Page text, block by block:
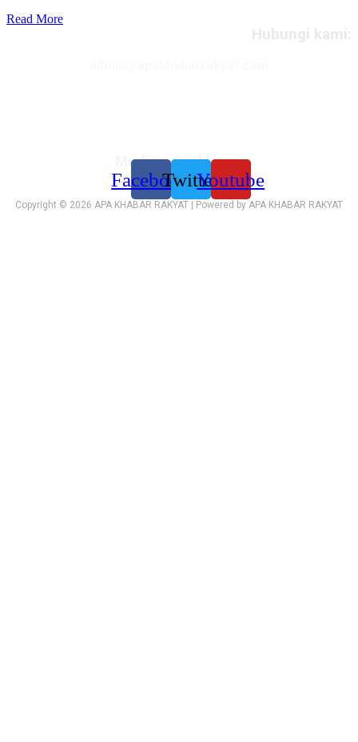
Read More
Media sosial kami:
FacebookTwitterYoutube
Copyright © 2026 APA KHABAR RAKYAT | Powered by APA KHABAR RAKYAT